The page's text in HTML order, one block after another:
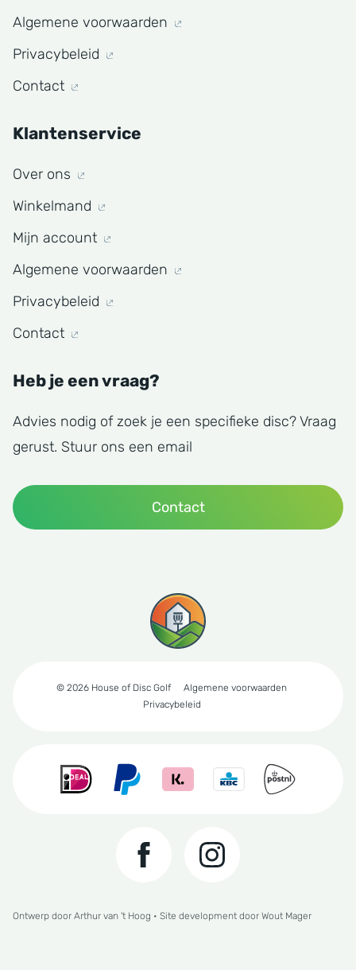
Algemene voorwaarden
Privacybeleid
Contact
Klantenservice
Over ons
Winkelmand
Mijn account
Algemene voorwaarden
Privacybeleid
Contact
Heb je een vraag?
Advies nodig of zoek je een specifieke disc? Vraag
gerust. Stuur ons een email
Contact
© 2026 House of Disc Golf
Algemene voorwaarden
Privacybeleid
Ontwerp door Arthur van 't Hoog • Site development door Wout Mager